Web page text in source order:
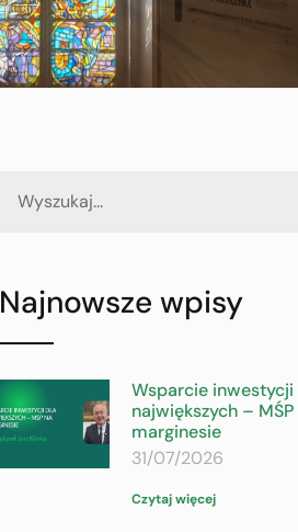
Najnowsze wpisy
Wsparcie inwestycji
największych – MŚP
marginesie
31/07/2026
Czytaj więcej